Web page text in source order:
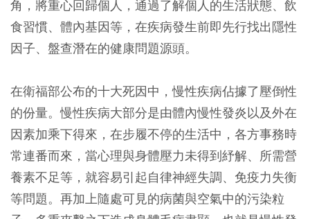
角，將重心回歸個人，通過了解個人的生活狀態、飲
食習慣、體內基因等，在疾病發生前即先行找出隱性
因子、盤查潛在的健康問題源頭。
在衛福部公布的十大死因中，慢性疾病佔據了壓倒性
的份量。慢性疾病大部分是由體內慢性發炎以及外在
因素加乘下得來，在步履不停的生活中，各方事務時
常連番而來，當心理與身體壓力未得到紓解、所需營
養素不足等，就容易引起自律神經失調、免疫力失衡
等問題。再加上隨處可見的病菌與空氣中的污染粒